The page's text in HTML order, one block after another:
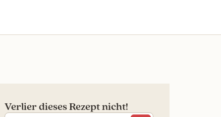
Verlier dieses Rezept nicht!